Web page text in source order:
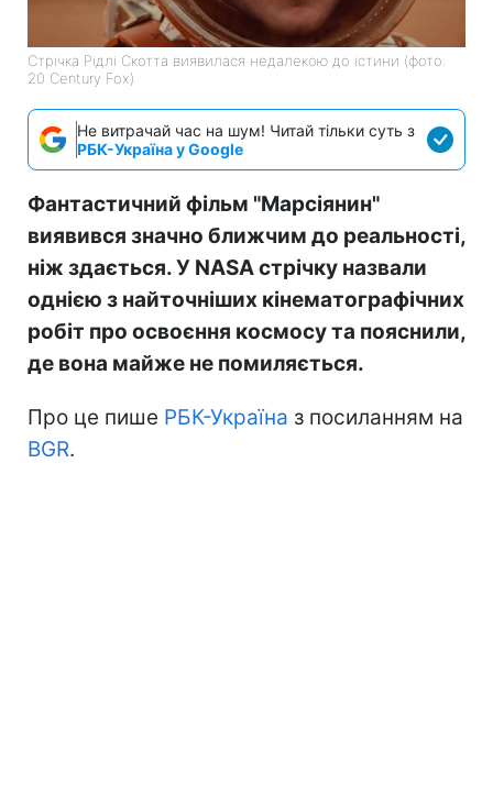
Стрічка Рідлі Скотта виявилася недалекою до істини (фото:
20 Century Fox)
Не витрачай час на шум! Читай тільки суть з
РБК-Україна у Google
Фантастичний фільм "Марсіянин"
виявився значно ближчим до реальності,
ніж здається. У NASA стрічку назвали
однією з найточніших кінематографічних
робіт про освоєння космосу та пояснили,
де вона майже не помиляється.
Про це пише РБК-Україна з посиланням на
BGR.